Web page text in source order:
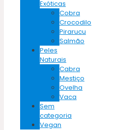
Exóticas
Cobra
Crocodilo
Pirarucu
Salmão
Peles
Naturais
Cabra
Mestiço
Ovelha
Vaca
Sem
categoria
Vegan